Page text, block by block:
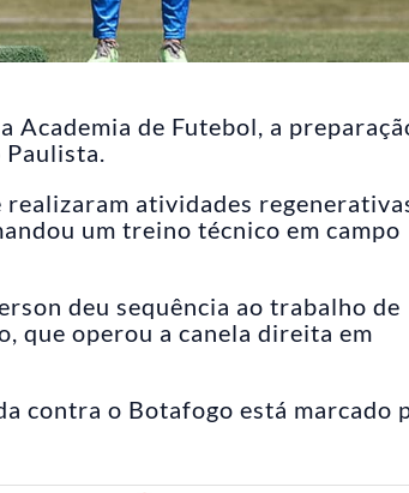
Academia de Futebol, a
Paulista.
realizaram atividades
um treino técnico em campo
deu sequência ao trabalho de
que operou a canela direita em
contra o Botafogo está marcado